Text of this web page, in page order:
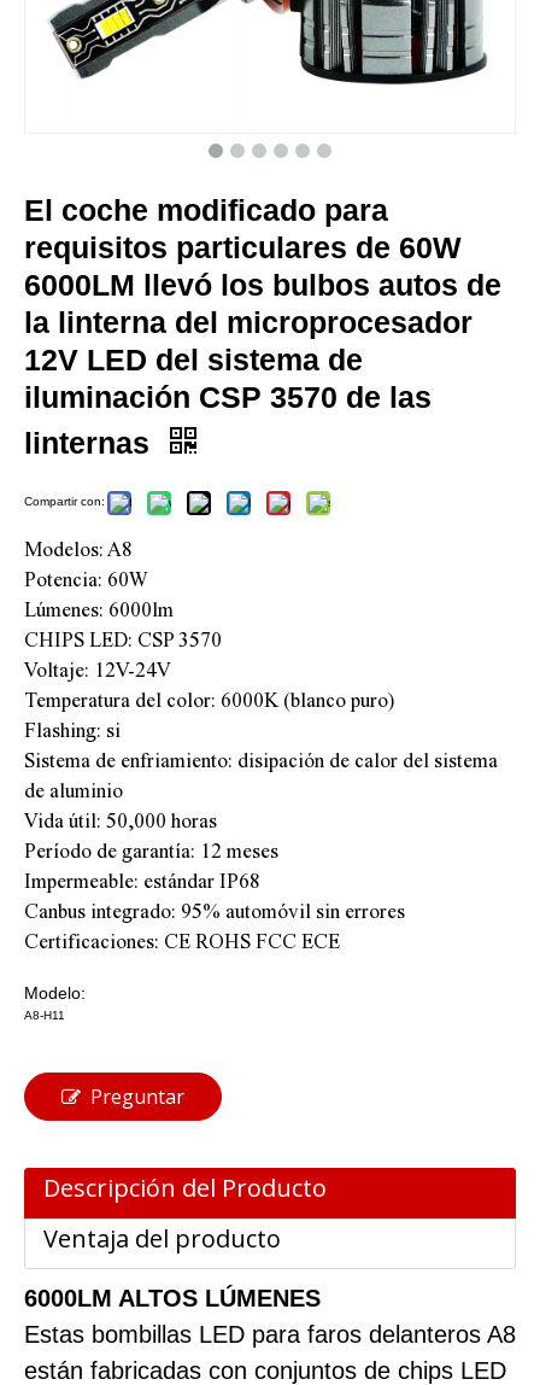
El coche modificado para
requisitos particulares de 60W
6000LM llevó los bulbos autos de
la linterna del microprocesador
12V LED del sistema de
iluminación CSP 3570 de las
linternas
Compartir con:
Modelos: A8
Potencia: 60W
Lúmenes: 6000lm
CHIPS LED: CSP 3570
Voltaje: 12V-24V
Temperatura del color: 6000K (blanco puro)
Flashing: si
Sistema de enfriamiento: disipación de calor del sistema
de aluminio
Vida útil: 50,000 horas
Período de garantía: 12 meses
Impermeable: estándar IP68
Canbus integrado: 95% automóvil sin errores
Certificaciones: CE ROHS FCC ECE
Modelo:
A8-H11
Preguntar
Descripción del Producto
Ventaja del producto
6000LM ALTOS LÚMENES
Estas bombillas LED para faros delanteros A8
están fabricadas con conjuntos de chips LED